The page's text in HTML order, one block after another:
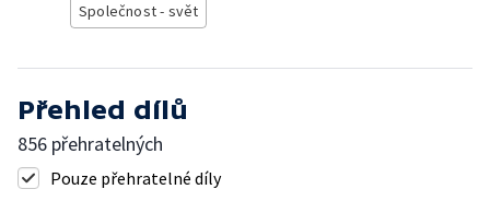
Společnost - svět
Přehled dílů
856 přehratelných
Pouze přehratelné díly